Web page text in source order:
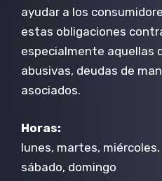
ayudar a los
estas obligaciones
especialmente aquellas
abusivas, deudas de
asociados.
Horas:
lunes, martes,
sábado, domingo